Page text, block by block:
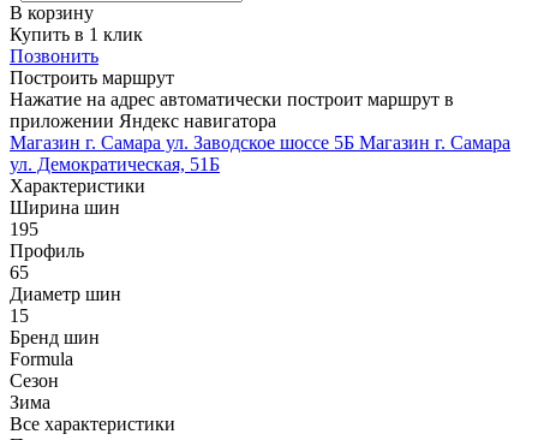
В корзину
Купить в 1 клик
Позвонить
Построить маршрут
Нажатие на адрес автоматически построит маршрут в
приложении Яндекс навигатора
Магазин г. Самара ул. Заводское шоссе 5Б Магазин г. Самара
ул. Демократическая, 51Б
Характеристики
Ширина шин
195
Профиль
65
Диаметр шин
15
Бренд шин
Formula
Сезон
Зима
Все характеристики